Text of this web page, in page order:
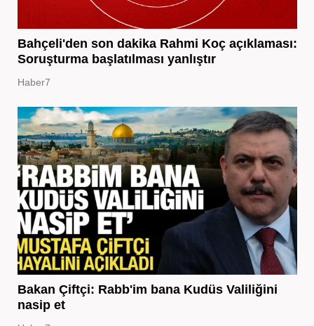
Bahçeli'den son dakika Rahmi Koç açıklaması:
Soruşturma başlatılması yanlıştır
Haber7
Bakan Çiftçi: Rabb'im bana Kudüs Valiliğini
nasip et